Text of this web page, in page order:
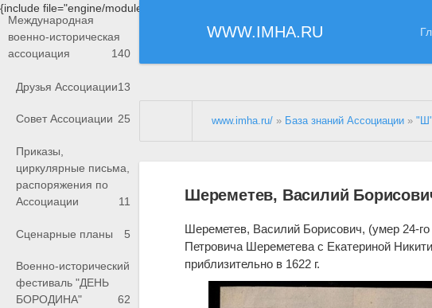
{include file="engine/modules/saperu/head.php"}
WWW.IMHA.RU
Международная
военно-историческая
ассоциация
140
Друзья Ассоциации13
Совет Ассоциации 25
Приказы,
циркулярные письма,
распоряжения по
Ассоциации
11
Сценарные планы 5
Военно-исторический
фестиваль "ДЕНЬ
БОРОДИНА"
62
www.imha.ru/ » База знаний Ассоциации »"Ш"
Шереметев, Василий
Шереметев, Василий Борисович, (умер 24-
Петровича Шереметева с Екатериной
приблизительно в 1622 г.